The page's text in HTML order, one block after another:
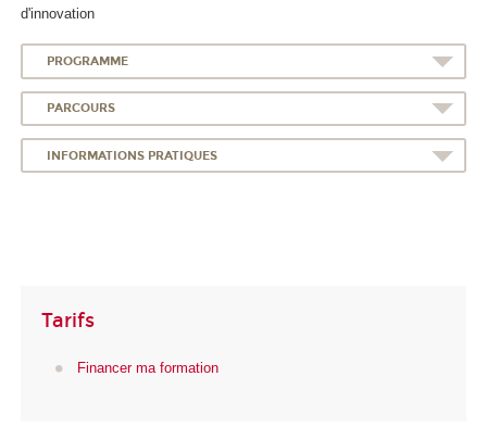
d'innovation
PROGRAMME
PARCOURS
INFORMATIONS PRATIQUES
Tarifs
Financer ma formation